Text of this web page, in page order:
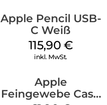
Apple Pencil USB-
C Weiß
115,90 €
inkl. MwSt.
Apple
Feingewebe Case